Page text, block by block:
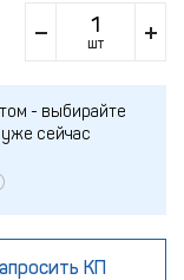
шт
- выбирайте
сейчас
КП